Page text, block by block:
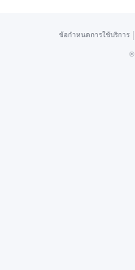
ข้อกำหนดการใช้บริการ
©